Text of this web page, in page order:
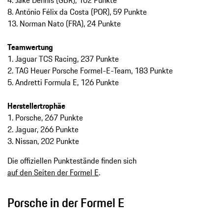
8. António Félix da Costa (POR), 59 Punkte
13. Norman Nato (FRA), 24 Punkte
Teamwertung
1. Jaguar TCS Racing, 237 Punkte
2. TAG Heuer Porsche Formel-E-Team, 183 Punkte
5. Andretti Formula E, 126 Punkte
Herstellertrophäe
1. Porsche, 267 Punkte
2. Jaguar, 266 Punkte
3. Nissan, 202 Punkte
Die offiziellen Punktestände finden sich
auf den Seiten der Formel E.
Porsche in der Formel E